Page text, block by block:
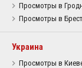
Просмотры в
Просмотры в
Украина
Просмотры в